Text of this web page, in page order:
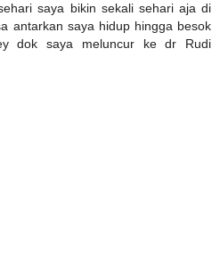
saya bikin sekali sehari aja di
antarkan saya hidup hingga besok
dok saya meluncur ke dr Rudi